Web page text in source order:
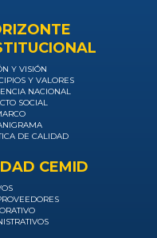
Y VISIÓN
Y VALORES
NACIONAL
SOCIAL
DE CALIDAD
CEMID